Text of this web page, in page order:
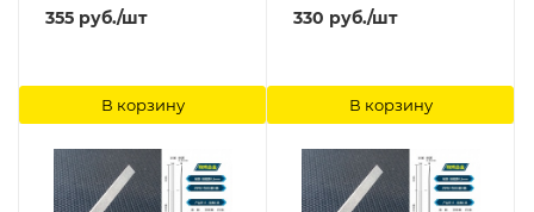
355 руб./шт
В корзину
330 руб./шт
В корзину